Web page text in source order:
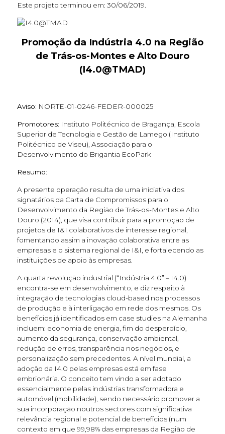
Este projeto terminou em: 30/06/2019.
Promoção da Indústria 4.0 na Região
de Trás-os-Montes e Alto Douro
(I4.0@TMAD)
Aviso: NORTE-01-0246-FEDER-000025
Promotores: Instituto Politécnico de Bragança, Escola
Superior de Tecnologia e Gestão de Lamego (Instituto
Politécnico de Viseu), Associação para o
Desenvolvimento do Brigantia EcoPark
Resumo:
A presente operação resulta de uma iniciativa dos
signatários da Carta de Compromissos para o
Desenvolvimento da Região de Trás-os-Montes e Alto
Douro (2014), que visa contribuir para a promoção de
projetos de I&I colaborativos de interesse regional,
fomentando assim a inovação colaborativa entre as
empresas e o sistema regional de I&I, e fortalecendo as
instituições de apoio às empresas.
A quarta revolução industrial (“Indústria 4.0” – I4.0)
encontra-se em desenvolvimento, e diz respeito à
integração de tecnologias cloud-based nos processos
de produção e à interligação em rede dos mesmos. Os
benefícios já identificados em case studies na Alemanha
incluem: economia de energia, fim do desperdício,
aumento da segurança, conservação ambiental,
redução de erros, transparência nos negócios, e
personalização sem precedentes. A nível mundial, a
adoção da I4.0 pelas empresas está em fase
embrionária. O conceito tem vindo a ser adotado
essencialmente pelas indústrias transformadora e
automóvel (mobilidade), sendo necessário promover a
sua incorporação noutros sectores com significativa
relevância regional e potencial de benefícios (num
contexto em que 99,98% das empresas da Região de